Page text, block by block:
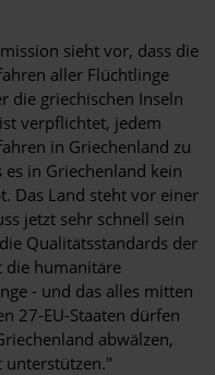
sieht vor, dass die
aller Flüchtlinge
die griechischen Inseln
verpflichtet, jedem
in Griechenland zu
es in Griechenland kein
Das Land steht vor einer
jetzt sehr schnell sein
Qualitätsstandards der
die humanitäre
- und das alles mitten
27-EU-Staaten dürfen
abwälzen,
unterstützen."